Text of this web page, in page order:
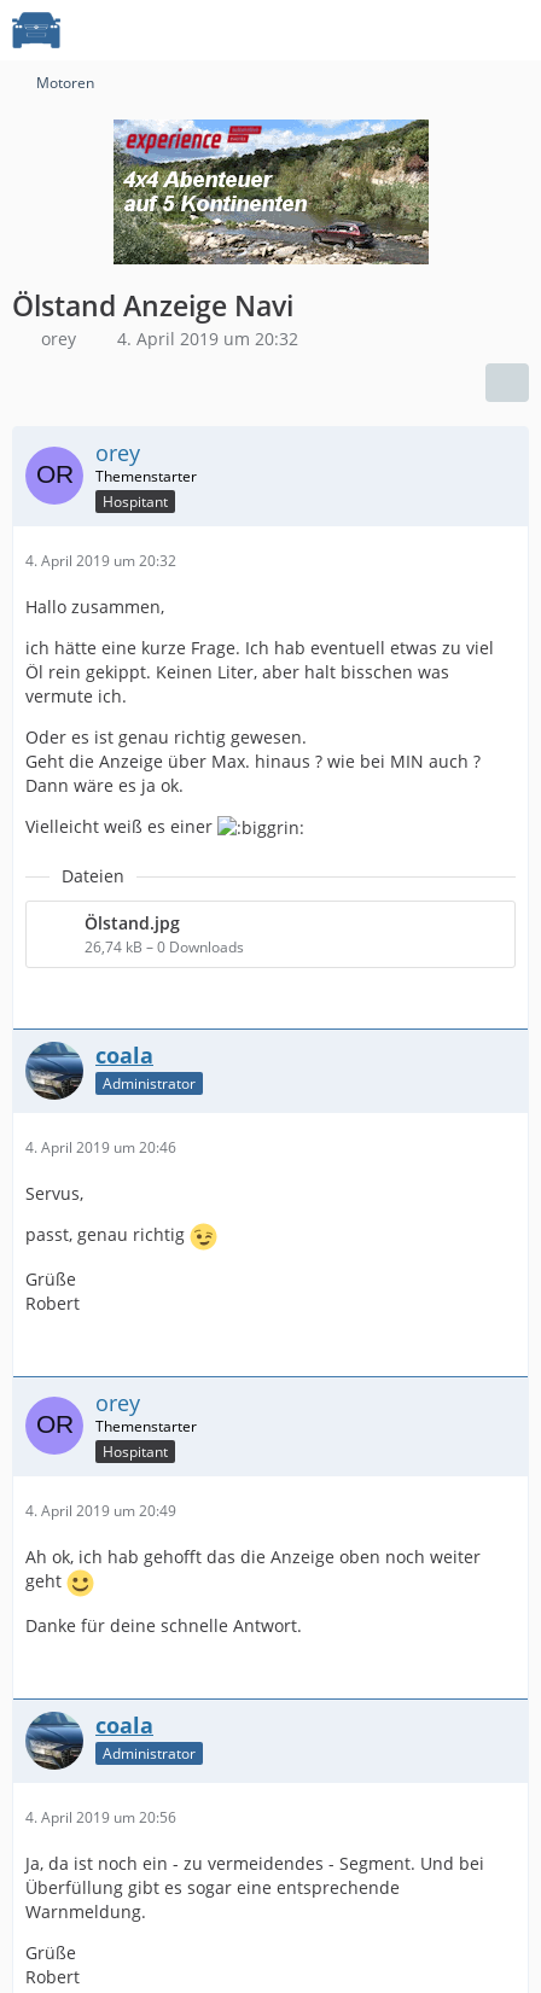
Motoren
Ölstand Anzeige Navi
orey 4. April 2019 um 20:32
orey
Hospitant
4. April 2019 um 20:32
Hallo zusammen,
ich hätte eine kurze Frage. Ich hab eventuell etwas zu viel
Öl rein gekippt. Keinen Liter, aber halt bisschen was
vermute ich.
Oder es ist genau richtig gewesen.
Geht die Anzeige über Max. hinaus ? wie bei MIN auch ?
Dann wäre es ja ok.
Vielleicht weiß es einer
Dateien
Ölstand.jpg
26,74 kB – 0 Downloads
coala
Administrator
4. April 2019 um 20:46
Servus,
passt, genau richtig
Grüße
Robert
orey
Hospitant
4. April 2019 um 20:49
Ah ok, ich hab gehofft das die Anzeige oben noch weiter
geht
Danke für deine schnelle Antwort.
coala
Administrator
4. April 2019 um 20:56
Ja, da ist noch ein - zu vermeidendes - Segment. Und bei
Überfüllung gibt es sogar eine entsprechende
Warnmeldung.
Grüße
Robert